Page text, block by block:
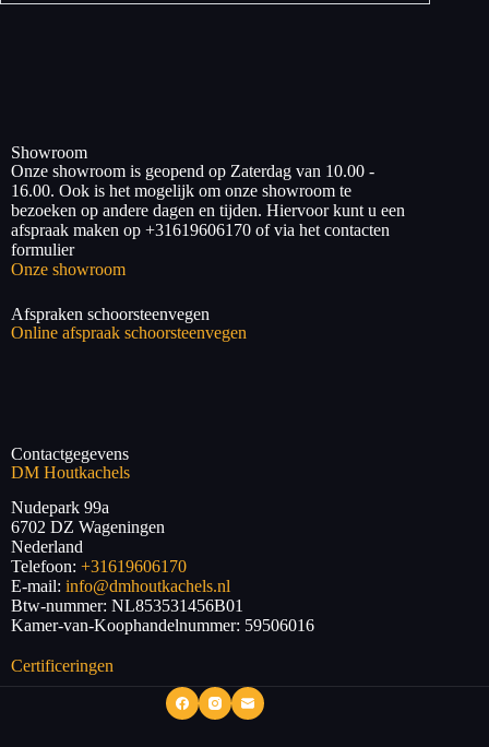
Showroom
Onze showroom is geopend op Zaterdag van 10.00 -
16.00. Ook is het mogelijk om onze showroom te
bezoeken op andere dagen en tijden. Hiervoor kunt u een
afspraak maken op +31619606170 of via het contacten
formulier
Onze showroom
Afspraken schoorsteenvegen
Online afspraak schoorsteenvegen
Contactgegevens
DM Houtkachels
Nudepark 99a
6702 DZ Wageningen
Nederland
Telefoon: +31619606170
E-mail: info@dmhoutkachels.nl
Btw-nummer: NL853531456B01
Kamer-van-Koophandelnummer: 59506016
Certificeringen